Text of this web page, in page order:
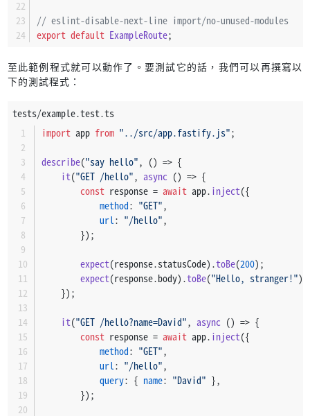
Logger.info(`HTTP server started at http://
    });
// eslint-disable-next-line import/no-unused-modules
export default ExampleRoute;
至此範例程式就可以動作了。要測試它的話，我們可以再撰寫以
下的測試程式：
tests/example.test.ts
import app from "../src/app.fastify.js";
describe("say hello", () => {
it("GET /hello", async () => {
const response = await app. inject({
method: "GET",
url: "/hello",
        });
expect(response.statusCode).toBe(200);
expect(response.body).toBe("Hello, stranger!");
    });
it("GET /hello?name=David", async () => {
const response = await app. inject({
method: "GET",
url: "/hello",
query: { name: "David" },
        });